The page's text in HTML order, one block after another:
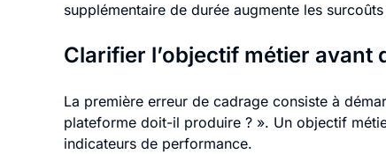
supplémentaire de durée augmente les
Clarifier l’objectif métier
La première erreur de cadrage consiste à
plateforme doit-il produire ? ». Un objectif
indicateurs de performance.